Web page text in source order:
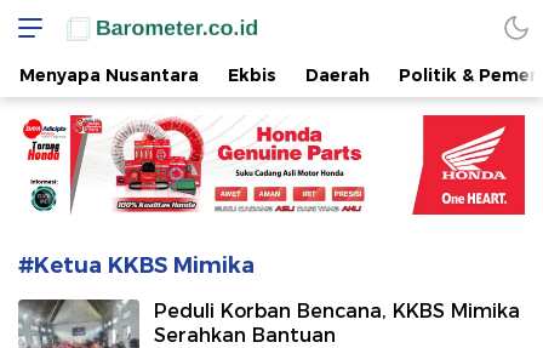
www.barometer.co.id
Berita Terkini di Sulawesi Utara
Menyapa Nusantara Ekbis Daerah Politik &
#Ketua KKBS Mimika
Peduli Korban Bencana, KKBS Mimika
Serahkan Bantuan